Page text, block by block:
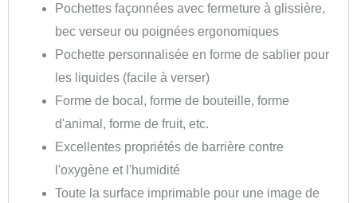
Pochettes façonnées avec fermeture à glissière,
bec verseur ou poignées ergonomiques
Pochette personnalisée en forme de sablier pour
les liquides (facile à verser)
Forme de bocal, forme de bouteille, forme
d'animal, forme de fruit, etc.
Excellentes propriétés de barrière contre
l'oxygène et l'humidité
Toute la surface imprimable pour une image de